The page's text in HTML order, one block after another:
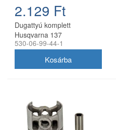
2.129 Ft
Dugattyú komplett
Husqvarna 137
láncfűrészhez 38 mm
530-06-99-44-1